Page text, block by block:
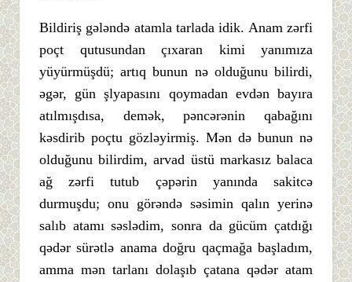
Bildiriş gələndə atamla tarlada idik. Anam zərfi
poçt qutusundan çıxaran kimi yanımıza
yüyürmüşdü; artıq bunun nə olduğunu bilirdi,
əgər, gün şlyapasını qoymadan evdən bayıra
atılmışdısa, demək, pəncərənin qabağını
kəsdirib poçtu gözləyirmiş. Mən də bunun nə
olduğunu bilirdim, arvad üstü markasız balaca
ağ zərfi tutub çəpərin yanında sakitcə
durmuşdu; onu görəndə səsimin qalın yerinə
salıb atamı səslədim, sonra da gücüm çatdığı
qədər sürətlə anama doğru qaçmağa başladım,
amma mən tarlanı dolaşıb çatana qədər atam